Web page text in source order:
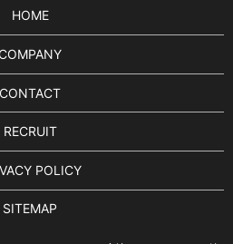
HOME
COMPANY
CONTACT
RECRUIT
POLICY
SITEMAP